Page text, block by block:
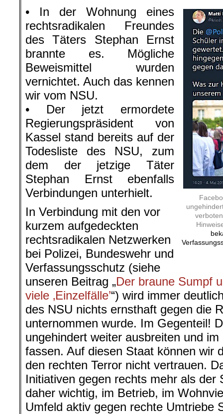
• In der Wohnung eines
rechtsradikalen Freundes
des Täters Stephan Ernst
brannte es. Mögliche
Beweismittel wurden
vernichtet. Auch das kennen
wir vom NSU.
• Der jetzt ermordete
Regierungspräsident von
Kassel stand bereits auf der
Todesliste des NSU, zum
dem der jetzige Täter
Stephan Ernst ebenfalls
Verbindungen unterhielt.
In Verbindung mit den vor
kurzem aufgedeckten
rechtsradikalen Netzwerken
bei Polizei, Bundeswehr und
Verfassungsschutz (siehe
unseren Beitrag „Der braune Sumpf
viele ‚Einzelfälle’“) wird immer
des NSU nichts ernsthaft gegen die
unternommen wurde. Im Gegenteil!
ungehindert weiter ausbreiten und
fassen. Auf diesen Staat können wir
den rechten Terror nicht vertrauen.
Initiativen gegen rechts mehr als der
daher wichtig, im Betrieb, im
Umfeld aktiv gegen rechte Umtriebe